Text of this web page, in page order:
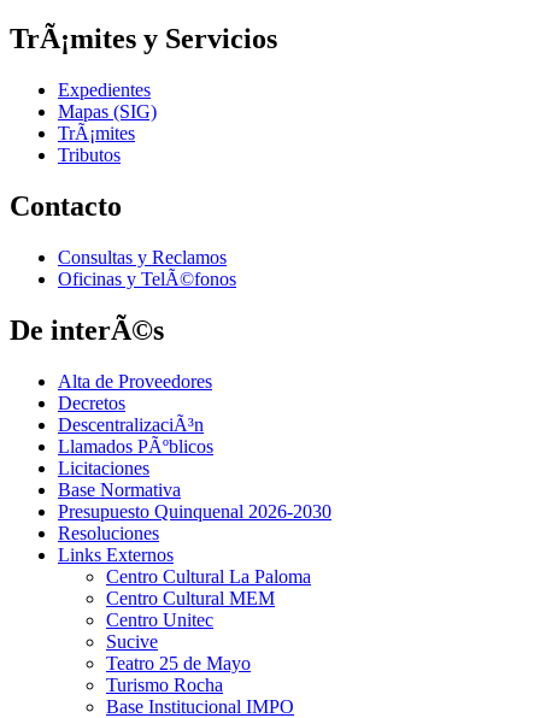
TrÃ¡mites y Servicios
Expedientes
Mapas (SIG)
TrÃ¡mites
Tributos
Contacto
Consultas y Reclamos
Oficinas y TelÃ©fonos
De interÃ©s
Alta de Proveedores
Decretos
DescentralizaciÃ³n
Llamados PÃºblicos
Licitaciones
Base Normativa
Presupuesto Quinquenal 2026-2030
Resoluciones
Links Externos
Centro Cultural La Paloma
Centro Cultural MEM
Centro Unitec
Sucive
Teatro 25 de Mayo
Turismo Rocha
Base Institucional IMPO